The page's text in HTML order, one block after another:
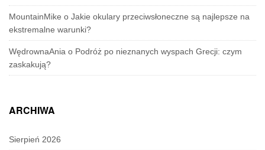
MountainMike o Jakie okulary przeciwsłoneczne są najlepsze na
ekstremalne warunki?
WędrownaAnia o Podróż po nieznanych wyspach Grecji: czym
zaskakują?
ARCHIWA
Sierpień 2026